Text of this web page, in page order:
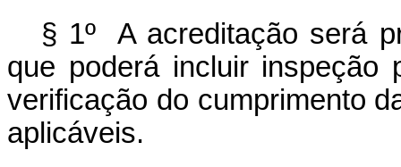
§ 1º A acreditação será
que poderá incluir inspeção
verificação do cumprimento
aplicáveis.